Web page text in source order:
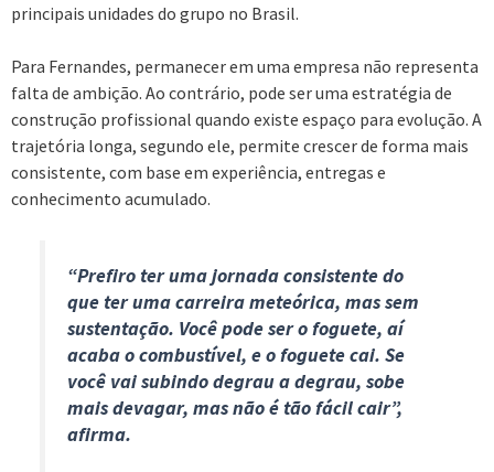
principais unidades do grupo no Brasil.
Para Fernandes, permanecer em uma empresa não representa
falta de ambição. Ao contrário, pode ser uma estratégia de
construção profissional quando existe espaço para evolução. A
trajetória longa, segundo ele, permite crescer de forma mais
consistente, com base em experiência, entregas e
conhecimento acumulado.
“Prefiro ter uma jornada consistente do
que ter uma carreira meteórica, mas sem
sustentação. Você pode ser o foguete, aí
acaba o combustível, e o foguete cai. Se
você vai subindo degrau a degrau, sobe
mais devagar, mas não é tão fácil cair”,
afirma.